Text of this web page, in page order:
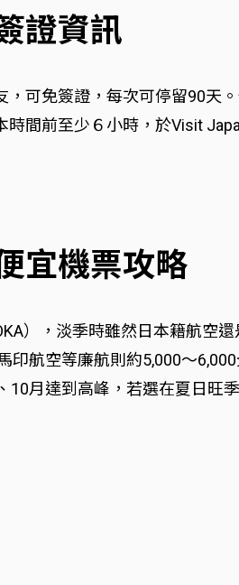
證資訊
可免簽證，每次可停留90天
間前至少６小時，於Visit
宜機票攻略
），淡季時雖然日本籍航空
印航空等廉航則約5,000～
10月達到高峰，若選在夏日旺